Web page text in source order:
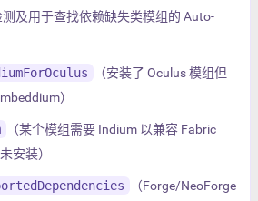
及用于查找依赖缺失类模组的 Auto-
（安装了 Oculus 模组但
）
（某个模组需要 Indium 以兼容 Fabric
安装）
（Forge/NeoForge